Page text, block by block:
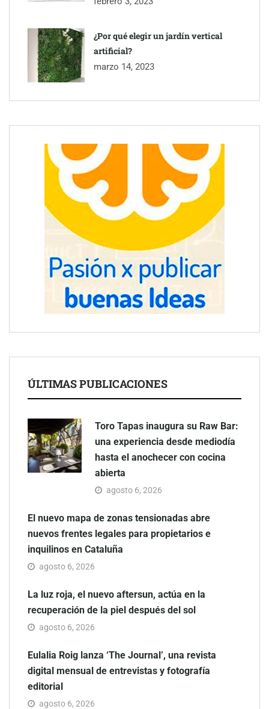
¿Por qué elegir un jardín vertical
artificial?
marzo 14, 2023
ÚLTIMAS PUBLICACIONES
Toro Tapas inaugura su Raw Bar:
una experiencia desde mediodía
hasta el anochecer con cocina
abierta
agosto 6, 2026
El nuevo mapa de zonas tensionadas abre
nuevos frentes legales para propietarios e
inquilinos en Cataluña
agosto 6, 2026
La luz roja, el nuevo aftersun, actúa en la
recuperación de la piel después del sol
agosto 6, 2026
Eulalia Roig lanza ‘The Journal’, una revista
digital mensual de entrevistas y fotografía
editorial
agosto 6, 2026